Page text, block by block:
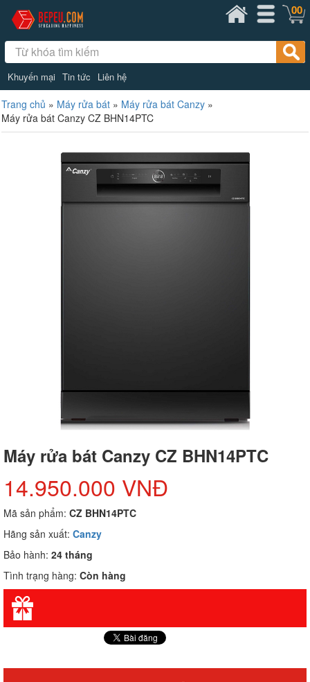
Khuyến mại Tin tức Liên hệ
00
Trang chủ » Máy rửa bát » Máy rửa bát Canzy »
Máy rửa bát Canzy CZ BHN14PTC
Máy rửa bát Canzy CZ BHN14PTC
14.950.000 VNĐ
Mã sản phẩm: CZ BHN14PTC
Hãng sản xuất: Canzy
Bảo hành: 24 tháng
Tình trạng hàng: Còn hàng